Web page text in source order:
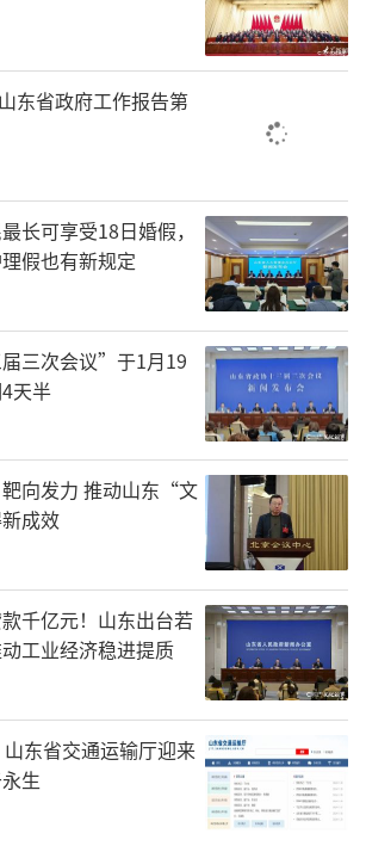
后，Peter Shi院士带来《国际SS
发表策略——国际主编视角解
他结合担任多本国际顶级期刊
丰富经验，从审稿标准、高被
稿意见应对、跨学科研究匹配
解国际期刊发表关键要点，分
动环节气氛热烈，师生踊跃提
向选择、拒稿原因与难度、AI辅
处理、返修策略、转投文章、
语码转换和作者研究方法的选
点问题深入交流。Shi院士逐一
针对性建议，现场学术氛围浓
示收获颇丰、深受启发。
东省政府工作报告第
长可享受18日婚假，
假也有新规定
三次会议”于1月19
天半
向发力 推动山东“文
成效
千亿元！山东出台若
工业经济稳进提质
东省交通运输厅迎来
生